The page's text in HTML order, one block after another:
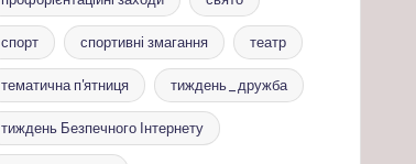
спорт спортивні змагання театр
тематична п'ятниця тиждень_дружба
тиждень Безпечного Інтернету